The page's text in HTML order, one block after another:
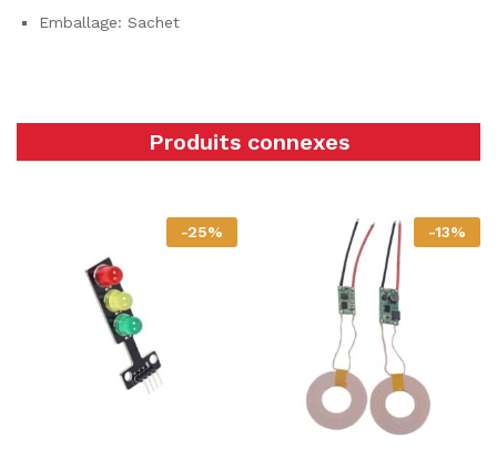
Emballage: Sachet
Produits connexes
-25% -13%